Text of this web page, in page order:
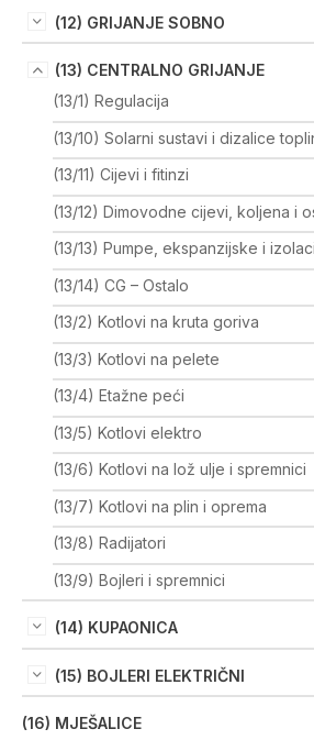
(12) GRIJANJE SOBNO
(13) CENTRALNO GRIJANJE
(13/1) Regulacija
(13/10) Solarni sustavi i dizalice
(13/11) Cijevi i fitinzi
(13/12) Dimovodne cijevi, koljena i
(13/13) Pumpe, ekspanzijske i
(13/14) CG – Ostalo
(13/2) Kotlovi na kruta goriva
(13/3) Kotlovi na pelete
(13/4) Etažne peći
(13/5) Kotlovi elektro
(13/6) Kotlovi na lož ulje i spremnici
(13/7) Kotlovi na plin i oprema
(13/8) Radijatori
(13/9) Bojleri i spremnici
(14) KUPAONICA
(15) BOJLERI ELEKTRIČNI
(16) MJEŠALICE